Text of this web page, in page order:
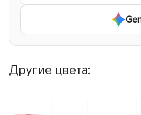
Другие цвета: